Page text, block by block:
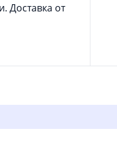
Доставка от